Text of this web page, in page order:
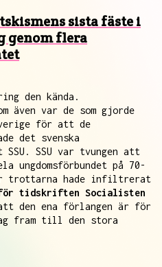
sista fäste i
genom flera
den kända.
även var de som gjorde
för att de
det svenska
SSU var tvungen att
ungdomsförbundet på 70-
trottarna hade infiltrerat
tidskriften Socialisten
den ena förlangen är för
fram till den stora